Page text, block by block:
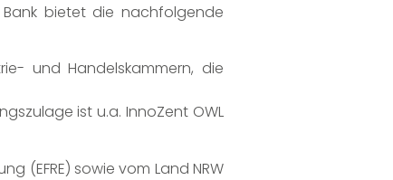
Bank bietet die nachfolgende
und Handelskammern, die
ist u.a. InnoZent OWL
(EFRE) sowie vom Land NRW